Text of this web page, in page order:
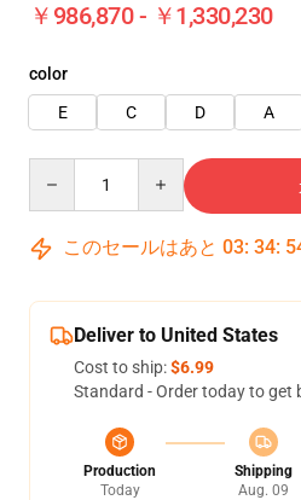
￥986,870 - ￥1,330,230
color
E
C D A
このセールはあと 03: 34:
Deliver to United States
Cost to ship:$6.99
Standard - Order today to get
Production
Today
Shipping
Aug. 09